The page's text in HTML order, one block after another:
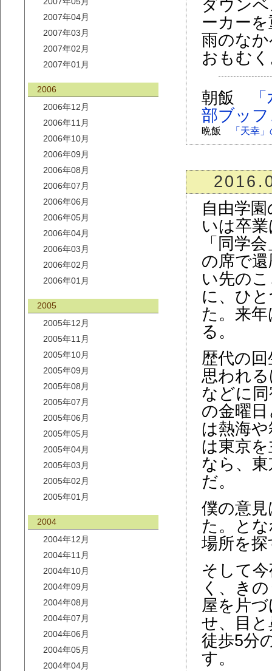
2007年04月
2007年03月
2007年02月
2007年01月
2006
2006年12月
2006年11月
2006年10月
2006年09月
2006年08月
2006年07月
2006年06月
2006年05月
2006年04月
2006年03月
2006年02月
2006年01月
2005
2005年12月
2005年11月
2005年10月
2005年09月
2005年08月
2005年07月
2005年06月
2005年05月
2005年04月
2005年03月
2005年02月
2005年01月
2004
2004年12月
2004年11月
2004年10月
2004年09月
2004年08月
2004年07月
2004年06月
2004年05月
2004年04月
ダウン
ーカー
雨のな
おもむ
朝飯
部ブッ
晩飯 「天幸
自由学
いは卒
「同学
の席で
い先の
に、ひ
た。来
る。
歴代の
思われ
などに
の金曜
は熱海
は東京
なら、
だ。
僕の意
た。と
場所を
そして
く、き
屋を片
せ、目
徒歩5分
す。